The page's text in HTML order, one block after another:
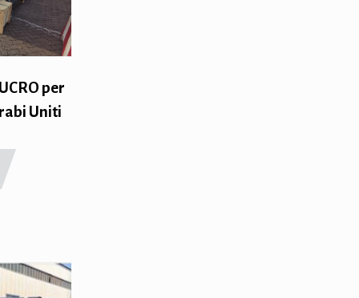
per
Uniti